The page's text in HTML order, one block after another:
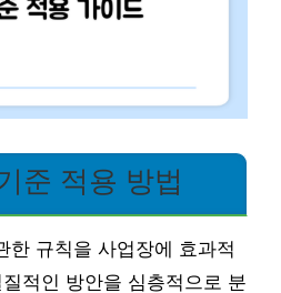
준 적용 방법
한 규칙을 사업장에 효과적
적인 방안을 심층적으로 분